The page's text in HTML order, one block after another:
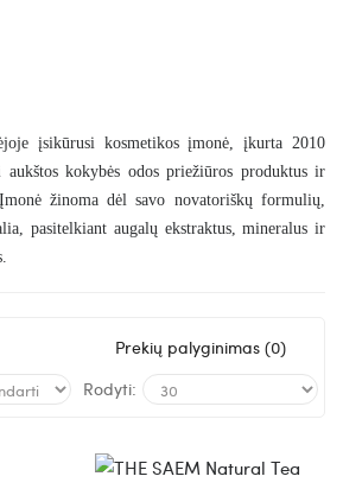
įsikūrusi kosmetikos įmonė, įkurta 2010
kokybės odos priežiūros produktus ir
žinoma dėl savo novatoriškų formulių,
pasitelkiant augalų ekstraktus, mineralus ir
Prekių palyginimas (0)
Rodyti: